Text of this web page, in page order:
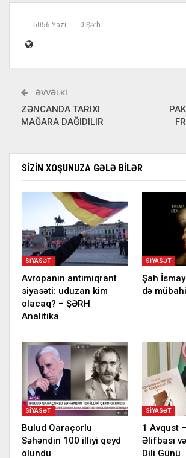
5056 Yazı 0 Şərh
ƏVVƏLKI
ZƏNCANDA TARIXI
MAĞARA DAĞIDILIR
SIZIN XOŞUNUZA GƏLƏ BILƏR
SIYASƏT
Avropanın antimiqrant
siyasəti: uduzan kim
olacaq? – ŞƏRH
Analitika
SIYASƏT
Şah
də
SIYASƏT
Bulud Qaraçorlu
Səhəndin 100 illiyi qeyd
olundu
SIYASƏT
1 Avqust
Əlifbası
Dili Günü